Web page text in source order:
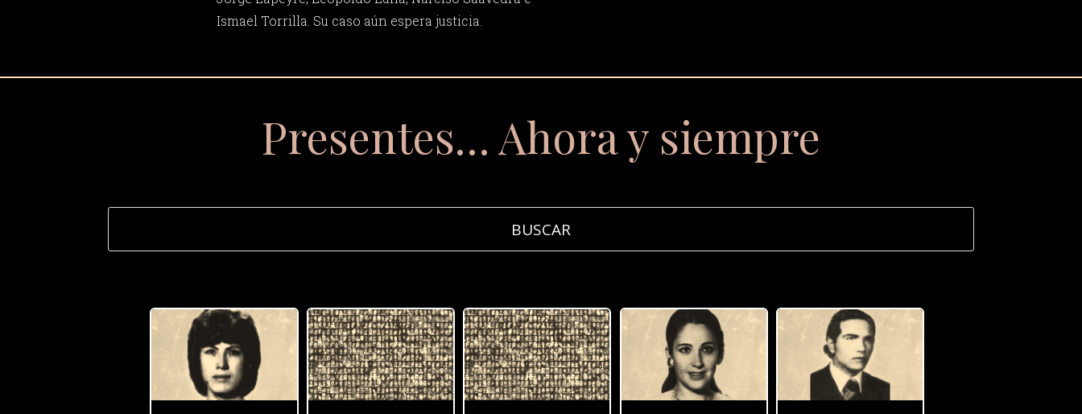
Ismael Torrilla. Su caso aún espera justicia.
Presentes… Ahora y siempre